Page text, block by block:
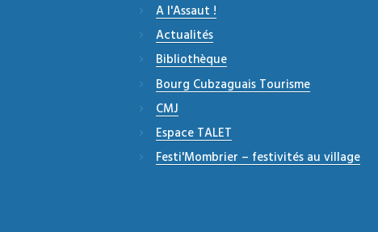
A l'Assaut !
Actualités
Bibliothèque
Bourg Cubzaguais Tourisme
CMJ
Espace TALET
Festi'Mombrier – festivités au village